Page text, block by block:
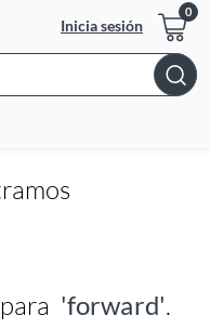
Inicia sesión
'forward'.